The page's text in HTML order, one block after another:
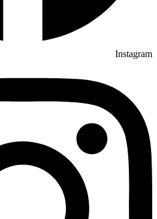
Instagram